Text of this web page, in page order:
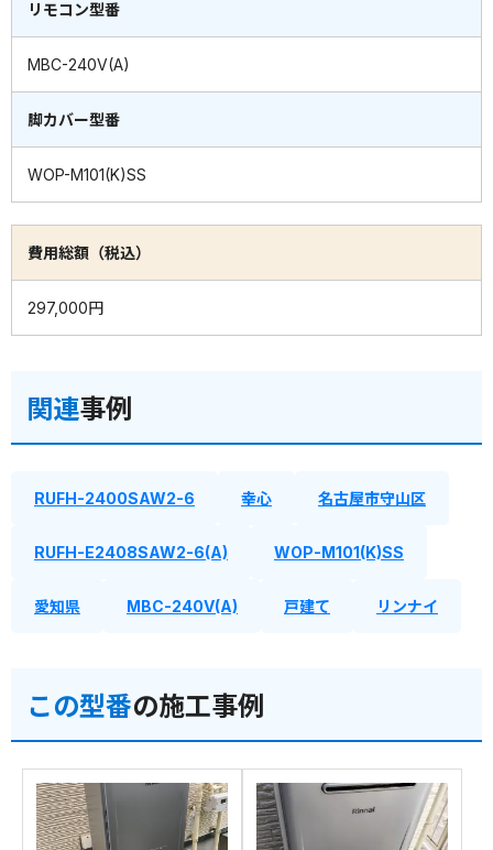
リモコン型番
MBC-240V(A)
脚カバー型番
WOP-M101(K)SS
費用総額（税込）
297,000円
関連事例
RUFH-2400SAW2-6 幸心 名古屋市守山区
RUFH-E2408SAW2-6(A) WOP-M101(K)SS
愛知県 MBC-240V(A) 戸建て リンナイ
この型番の施工事例